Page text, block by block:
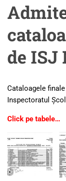
de ISJ
Cataloagele
Inspectoratul
Click pe tabele…